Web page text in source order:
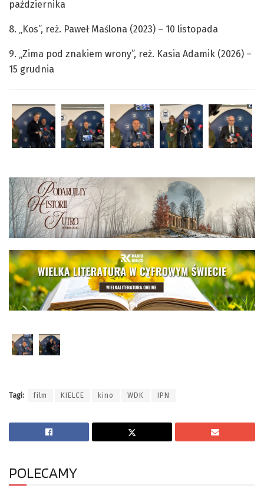
października
8. „Kos”, reż. Paweł Maślona (2023) – 10 listopada
9. „Zima pod znakiem wrony”, reż. Kasia Adamik (2026) –
15 grudnia
Tagi: film KIELCE kino WDK IPN
POLECAMY